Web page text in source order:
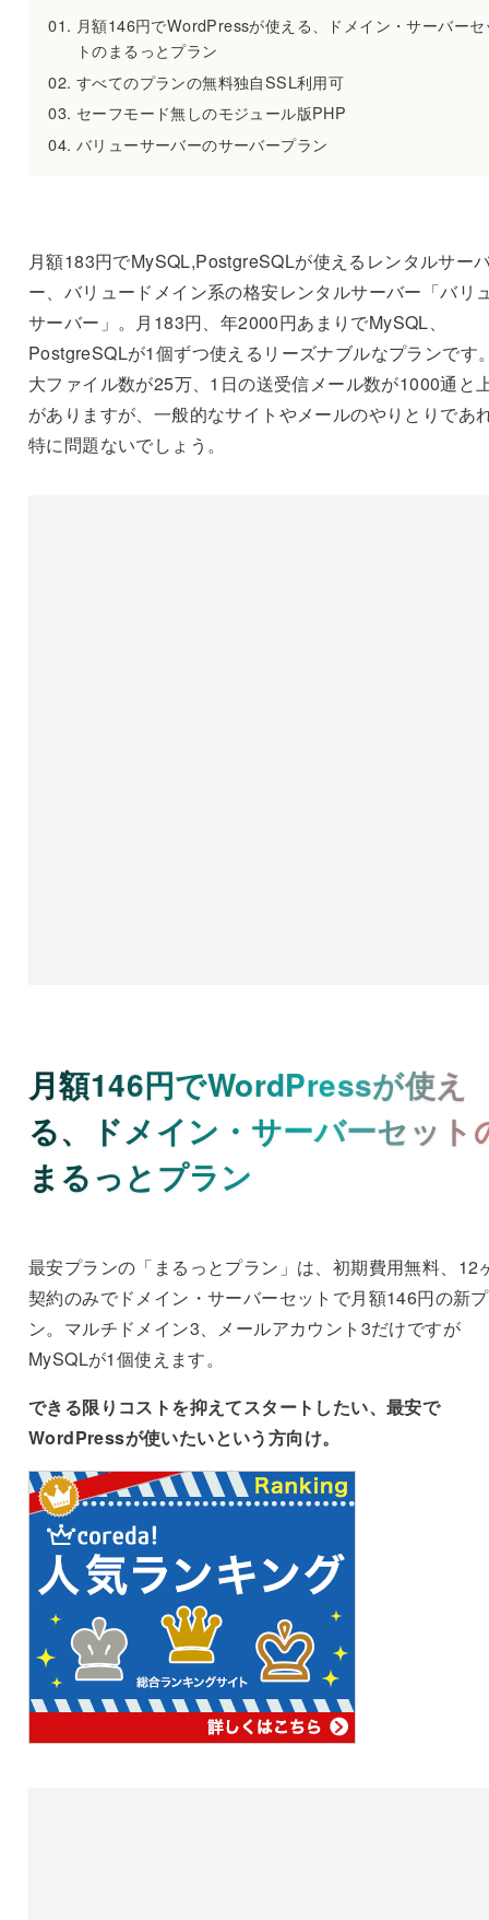
月額146円でWordPressが使える、ドメイン・サーバーセ
トのまるっとプラン
すべてのプランの無料独自SSL利用可
セーフモード無しのモジュール版PHP
バリューサーバーのサーバープラン
月額183円でMySQL,PostgreSQLが使えるレンタルサー
ー、バリュードメイン系の格安レンタルサーバー「バリ
サーバー」。月183円、年2000円あまりでMySQL、
PostgreSQLが1個ずつ使えるリーズナブルなプランです
大ファイル数が25万、1日の送受信メール数が1000通と
がありますが、一般的なサイトやメールのやりとりであ
特に問題ないでしょう。
月額146円でWordPressが使え
る、ドメイン・サーバーセット
まるっとプラン
最安プランの「まるっとプラン」は、初期費用無料、12
契約のみでドメイン・サーバーセットで月額146円の新
ン。マルチドメイン3、メールアカウント3だけですが
MySQLが1個使えます。
できる限りコストを抑えてスタートしたい、最安で
WordPressが使いたいという方向け。